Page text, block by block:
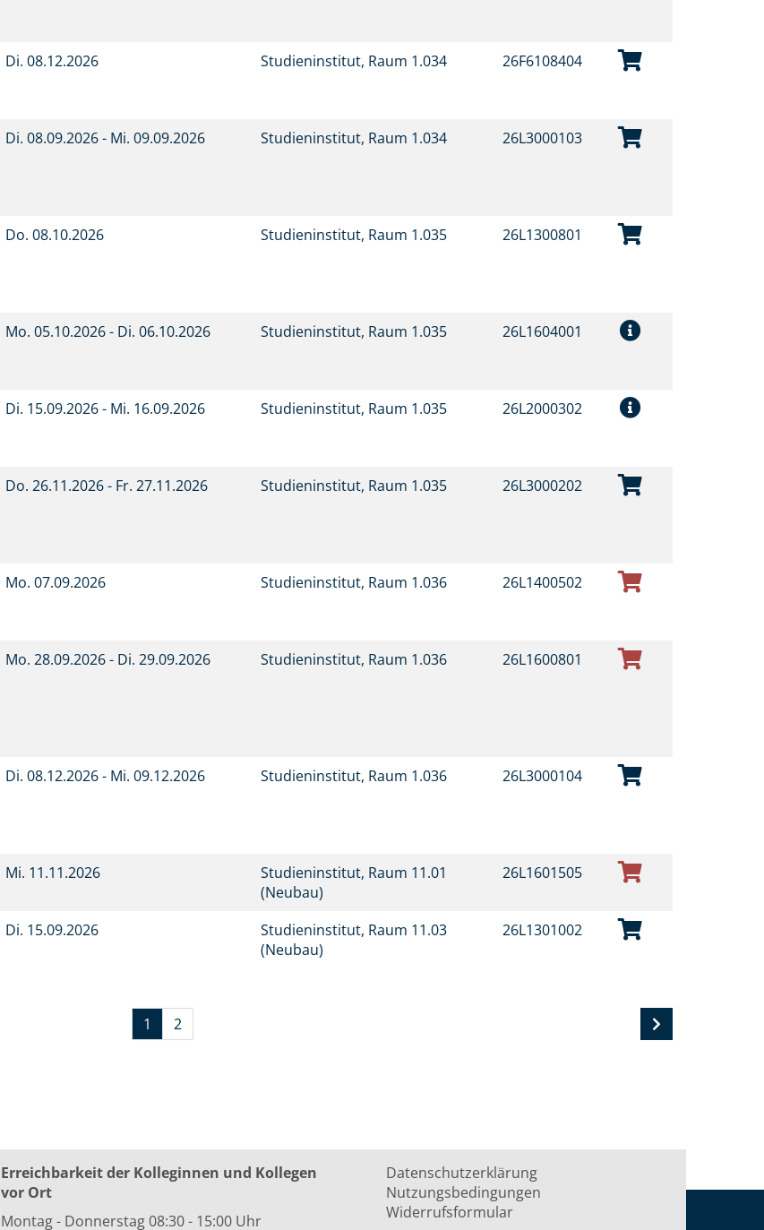
Di. 08.12.2026 Studieninstitut, Raum 1.034 26F6108404
Di. 08.09.2026 - Mi. 09.09.2026 Studieninstitut, Raum 1.034 26L3000103
Do. 08.10.2026 Studieninstitut, Raum 1.035 26L1300801
Mo. 05.10.2026 - Di. 06.10.2026 Studieninstitut, Raum 1.035 26L1604001
Di. 15.09.2026 - Mi. 16.09.2026 Studieninstitut, Raum 1.035 26L2000302
Do. 26.11.2026 - Fr. 27.11.2026 Studieninstitut, Raum 1.035 26L3000202
Mo. 07.09.2026 Studieninstitut, Raum 1.036 26L1400502
Mo. 28.09.2026 - Di. 29.09.2026 Studieninstitut, Raum 1.036 26L1600801
Di. 08.12.2026 - Mi. 09.12.2026 Studieninstitut, Raum 1.036 26L3000104
Mi. 11.11.2026
Studieninstitut, Raum 11.01
(Neubau)
26L1601505
Di. 15.09.2026
Studieninstitut, Raum 11.03
(Neubau)
26L1301002
1 2
Erreichbarkeit der Kolleginnen und Kollegen
vor Ort
Montag - Donnerstag 08:30 - 15:00 Uhr
Datenschutzerklärung
Nutzungsbedingungen
Widerrufsformular